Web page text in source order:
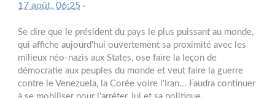
17 août, 06:25 ·
Se dire que le président du pays le plus puissant au monde,
qui affiche aujourd'hui ouvertement sa proximité avec les
milieux néo-nazis aux States, ose faire la leçon de
démocratie aux peuples du monde et veut faire la guerre
contre le Venezuela, la Corée voire l'Iran... Faudra continuer